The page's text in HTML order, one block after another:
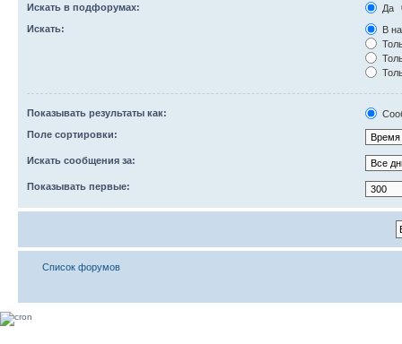
Искать в подфорумах:
Да
Искать:
В
Показывать результаты как:
Поле сортировки:
Искать сообщения за:
Показывать первые:
Список форумов